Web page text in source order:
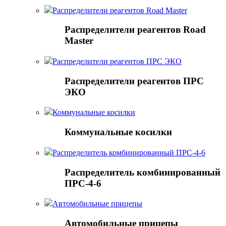
Распределители реагентов Road Master
Распределители реагентов Road
Master
Распределители реагентов ПРС ЭКО
Распределители реагентов ПРС
ЭКО
Коммунальные косилки
Коммунальные косилки
Распределитель комбинированный ПРС-4-6
Распределитель комбинированный
ПРС-4-6
Автомобильные прицепы
Автомобильные прицепы